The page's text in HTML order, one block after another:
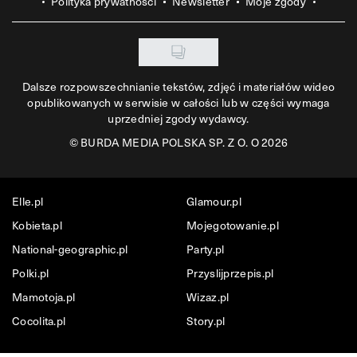
Dalsze rozpowszechnianie tekstów, zdjęć i materiałów wideo
opublikowanych w serwisie w całości lub w części wymaga
uprzedniej zgody wydawcy.
©BURDA MEDIA POLSKA SP. Z O. O 2026
Elle.pl
Glamour.pl
Kobieta.pl
Mojegotowanie.pl
National-geographic.pl
Party.pl
Polki.pl
Przyslijprzepis.pl
Mamotoja.pl
Wizaz.pl
Cocolita.pl
Story.pl